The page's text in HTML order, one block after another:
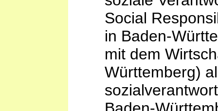
Social
in Baden-
mit dem
Württemberg)